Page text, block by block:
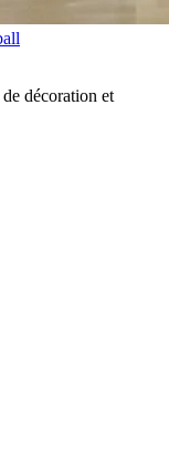
décoration et